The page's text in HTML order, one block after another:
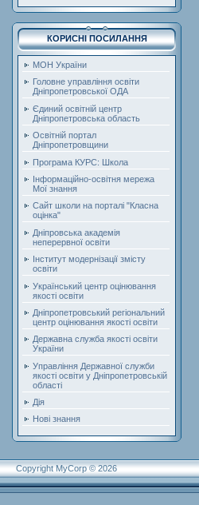
КОРИСНІ ПОСИЛАННЯ
МОН України
Головне управління освіти
Дніпропетровської ОДА
Єдиний освітній центр
Дніпропетровська область
Освітній портал
Дніпропетровщини
Програма КУРС: Школа
Інформаційно-освітня мережа
Мої знання
Сайт школи на порталі "Класна
оцінка"
Дніпровська академія
неперервної освіти
Інститут модернізації змісту
освіти
Український центр оцінювання
якості освіти
Дніпропетровський регіональний
центр оцінювання якості освіти
Державна служба якості освіти
України
Управління Державної служби
якості освіти у Дніпропетровській
області
Дія
Нові знання
Copyright MyCorp © 2026